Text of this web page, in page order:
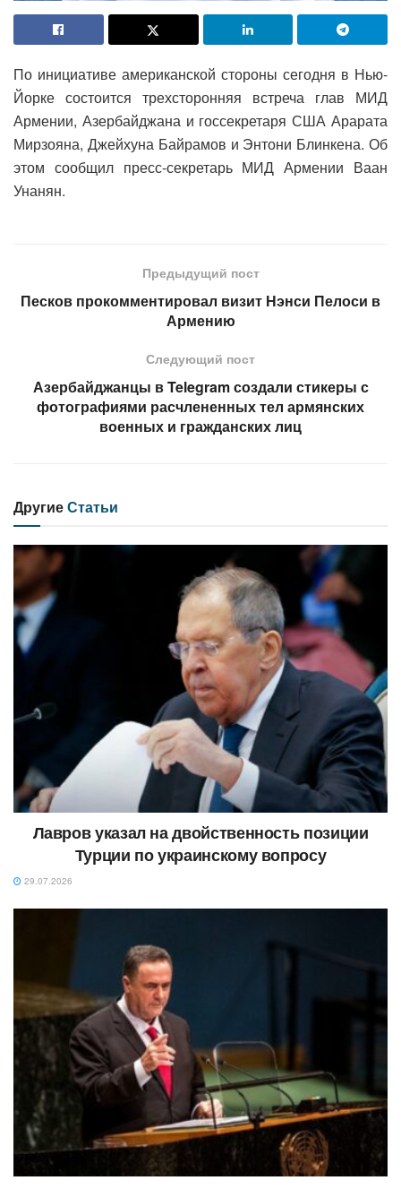
По инициативе американской стороны сегодня в Нью-
Йорке состоится трехсторонняя встреча глав МИД
Армении, Азербайджана и госсекретаря США Арарата
Мирзояна, Джейхуна Байрамов и Энтони Блинкена. Об
этом сообщил пресс-секретарь МИД Армении Ваан
Унанян.
Предыдущий пост
Песков прокомментировал визит Нэнси Пелоси в
Армению
Следующий пост
Азербайджанцы в Telegram создали стикеры с
фотографиями расчлененных тел армянских
военных и гражданских лиц
ДругиеСтатьи
Лавров указал на двойственность позиции
Турции по украинскому вопросу
29.07.2026